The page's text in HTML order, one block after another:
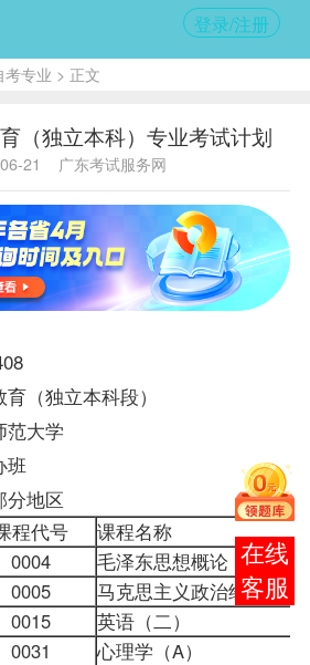
登录/注册
考专业 > 正文
（独立本科）专业考试计划
21 广东考试服务网
（独立本科段）
大学
班
分地区
程代号
课程名称
0004
毛泽东思想概论
0005
马克思主义政治经济学原
0015
英语（二）
0031
心理学（A）
在线
客服